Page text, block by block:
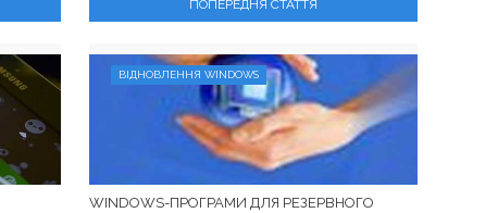
ПОПЕРЕДНЯ СТАТТЯ
ВІДНОВЛЕННЯ WINDOWS
WINDOWS-ПРОГРАМИ ДЛЯ РЕЗЕРВНОГО